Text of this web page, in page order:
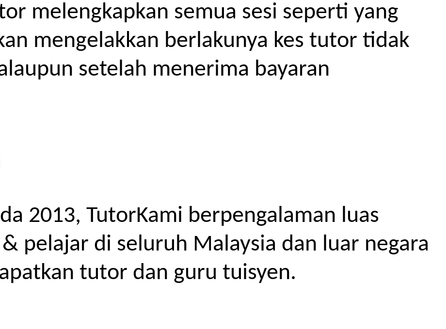
melengkapkan semua sesi seperti yang
mengelakkan berlakunya kes tutor tidak
setelah menerima bayaran
2013, TutorKami berpengalaman luas
pelajar di seluruh Malaysia dan luar negara
tutor dan guru tuisyen.